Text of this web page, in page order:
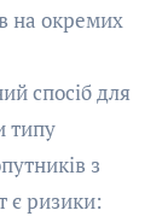
на окремих
спосіб для
типу
з
є ризики: